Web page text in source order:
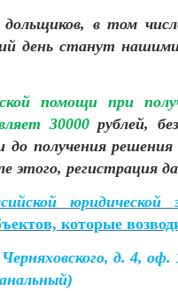
дольщиков, в том
день станут
помощи при
30000рублей,
до получения
этого, регистрация
которые
д. 4, оф.